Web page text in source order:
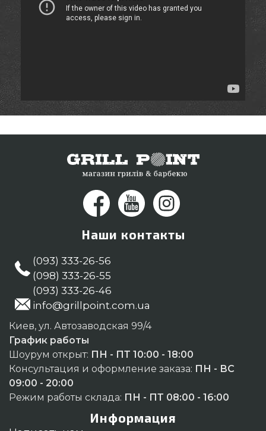
Наши контакты
(093) 333-26-56
(098) 333-26-55
(093) 333-26-46
info@grillpoint.com.ua
Киев, ул. Автозаводская 99/4
График работы
Шоурум открыт: ПН - ПТ 10:00 - 18:00
Консультация и оформление заказа: ПН - ВС
09:00 - 20:00
Режим работы склада: ПН - ПТ 08:00 - 16:00
Информация